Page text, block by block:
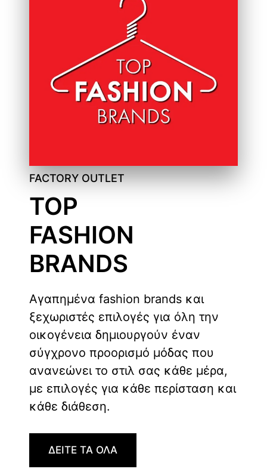
FACTORY OUTLET
TOP
FASHION
BRANDS
Αγαπημένα fashion brands και
ξεχωριστές επιλογές για όλη την
οικογένεια δημιουργούν έναν
σύγχρονο προορισμό μόδας που
ανανεώνει το στιλ σας κάθε μέρα,
με επιλογές για κάθε περίσταση και
κάθε διάθεση.
ΔΕΙΤΕ ΤΑ ΟΛΑ